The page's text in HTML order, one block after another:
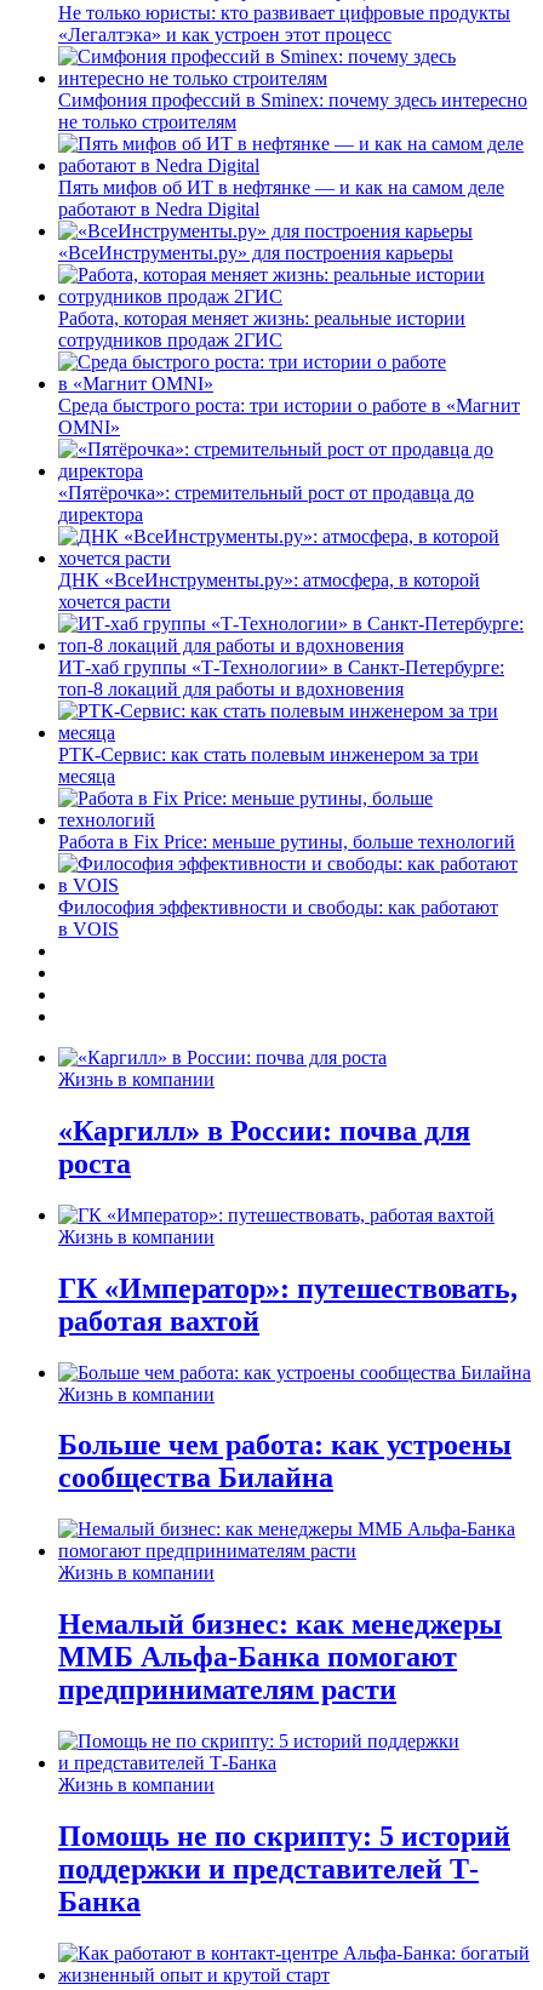
Не только юристы: кто развивает цифровые продукты
«Легалтэка» и как устроен этот процесс
Симфония профессий в Sminex: почему здесь интересно
не только строителям
Пять мифов об ИТ в нефтянке — и как на самом деле
работают в Nedra Digital
«ВсеИнструменты.ру» для построения карьеры
Работа, которая меняет жизнь: реальные истории
сотрудников продаж 2ГИС
Среда быстрого роста: три истории о работе в «Магнит
OMNI»
«Пятёрочка»: стремительный рост от продавца до
директора
ДНК «ВсеИнструменты.ру»: атмосфера, в которой
хочется расти
ИТ-хаб группы «Т-Технологии» в Санкт-Петербурге:
топ-8 локаций для работы и вдохновения
РТК-Сервис: как стать полевым инженером за три
месяца
Работа в Fix Price: меньше рутины, больше технологий
Философия эффективности и свободы: как работают
в VOIS
Жизнь в компании
«Каргилл» в России: почва для
роста
Жизнь в компании
ГК «Император»: путешествовать,
работая вахтой
Жизнь в компании
Больше чем работа: как устроены
сообщества Билайна
Жизнь в компании
Немалый бизнес: как менеджеры
ММБ Альфа-Банка помогают
предпринимателям расти
Жизнь в компании
Помощь не по скрипту: 5 историй
поддержки и представителей Т-
Банка